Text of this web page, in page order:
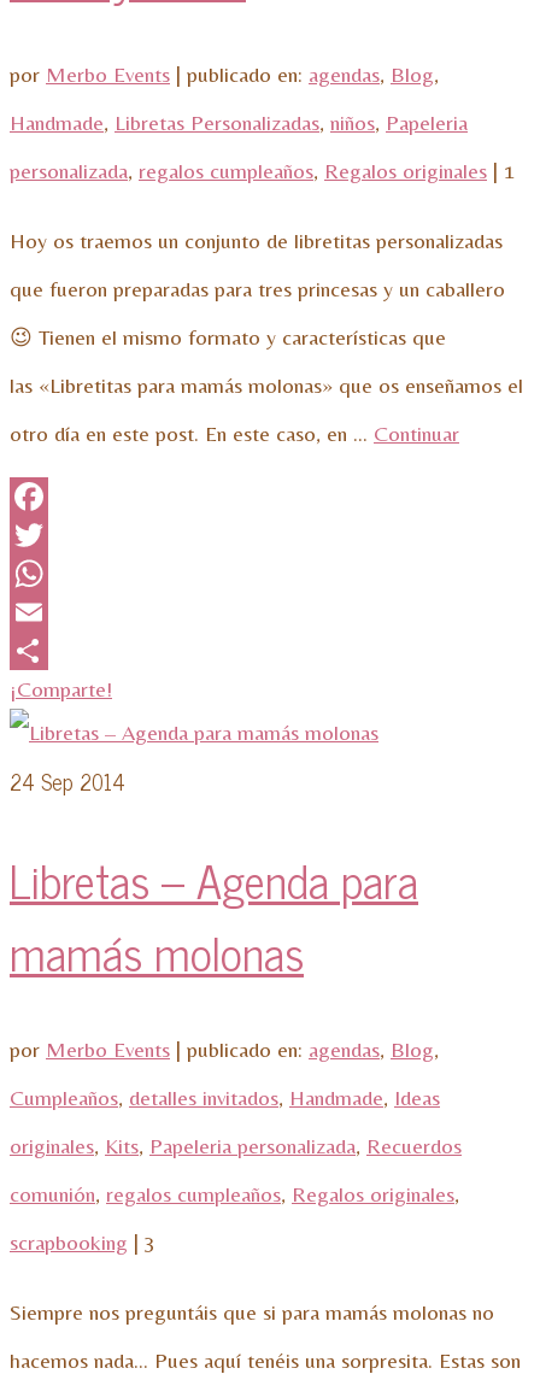
por Merbo Events | publicado en: agendas, Blog,
Handmade, Libretas Personalizadas, niños, Papeleria
personalizada, regalos cumpleaños, Regalos originales | 1
Hoy os traemos un conjunto de libretitas personalizadas
que fueron preparadas para tres princesas y un caballero
😉 Tienen el mismo formato y características que
las «Libretitas para mamás molonas» que os enseñamos el
otro día en este post. En este caso, en … Continuar
Facebook
Twitter
WhatsApp
Email
¡Comparte!
24 Sep 2014
Libretas – Agenda para
mamás molonas
por Merbo Events | publicado en: agendas, Blog,
Cumpleaños, detalles invitados, Handmade, Ideas
originales, Kits, Papeleria personalizada, Recuerdos
comunión, regalos cumpleaños, Regalos originales,
scrapbooking | 3
Siempre nos preguntáis que si para mamás molonas no
hacemos nada… Pues aquí tenéis una sorpresita. Estas son